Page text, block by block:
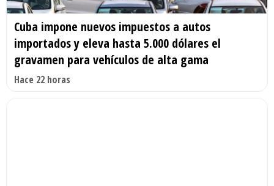
Cuba impone nuevos impuestos a autos
importados y eleva hasta 5.000 dólares el
gravamen para vehículos de alta gama
Hace 22 horas